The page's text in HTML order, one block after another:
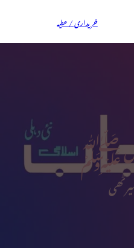
خریداری / عطیہ
ﷺ